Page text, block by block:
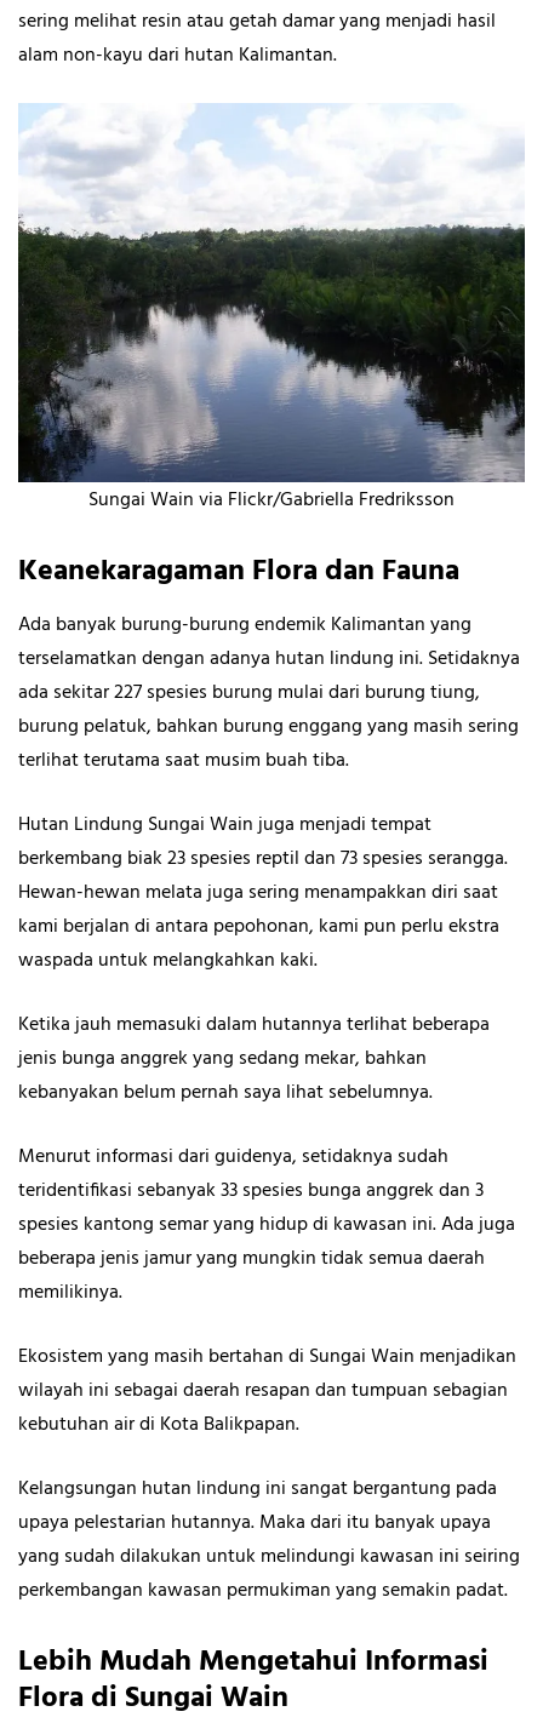
sering melihat resin atau getah damar yang menjadi hasil
alam non-kayu dari hutan Kalimantan.
Sungai Wain via Flickr/Gabriella Fredriksson
Keanekaragaman Flora dan Fauna
Ada banyak burung-burung endemik Kalimantan yang
terselamatkan dengan adanya hutan lindung ini. Setidaknya
ada sekitar 227 spesies burung mulai dari burung tiung,
burung pelatuk, bahkan burung enggang yang masih sering
terlihat terutama saat musim buah tiba.
Hutan Lindung Sungai Wain juga menjadi tempat
berkembang biak 23 spesies reptil dan 73 spesies serangga.
Hewan-hewan melata juga sering menampakkan diri saat
kami berjalan di antara pepohonan, kami pun perlu ekstra
waspada untuk melangkahkan kaki.
Ketika jauh memasuki dalam hutannya terlihat beberapa
jenis bunga anggrek yang sedang mekar, bahkan
kebanyakan belum pernah saya lihat sebelumnya.
Menurut informasi dari guidenya, setidaknya sudah
teridentifikasi sebanyak 33 spesies bunga anggrek dan 3
spesies kantong semar yang hidup di kawasan ini. Ada juga
beberapa jenis jamur yang mungkin tidak semua daerah
memilikinya.
Ekosistem yang masih bertahan di Sungai Wain menjadikan
wilayah ini sebagai daerah resapan dan tumpuan sebagian
kebutuhan air di Kota Balikpapan.
Kelangsungan hutan lindung ini sangat bergantung pada
upaya pelestarian hutannya. Maka dari itu banyak upaya
yang sudah dilakukan untuk melindungi kawasan ini seiring
perkembangan kawasan permukiman yang semakin padat.
Lebih Mudah Mengetahui Informasi
Flora di Sungai Wain